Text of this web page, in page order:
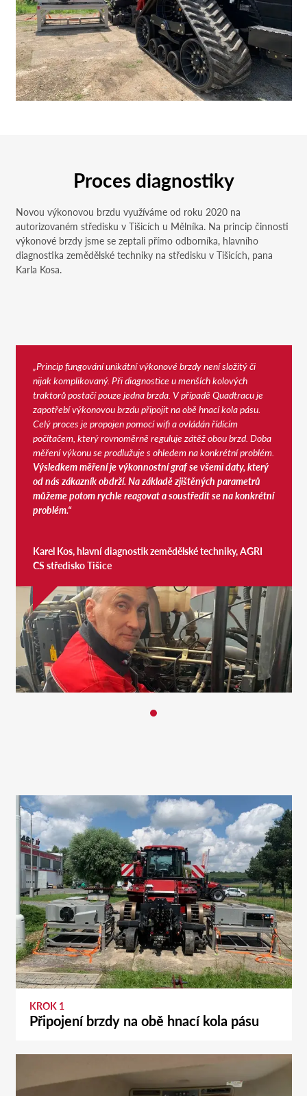
Proces diagnostiky
Novou výkonovou brzdu využíváme od roku 2020 na
autorizovaném středisku v Tišicích u Mělníka. Na princip činnosti
výkonové brzdy jsme se zeptali přímo odborníka, hlavního
diagnostika zemědělské techniky na středisku v Tišicích, pana
Karla Kosa.
„Princip fungování unikátní výkonové brzdy není složitý či
nijak komplikovaný. Při diagnostice u menších kolových
traktorů postačí pouze jedna brzda. V případě Quadtracu je
zapotřebí výkonovou brzdu připojit na obě hnací kola pásu.
Celý proces je propojen pomocí wifi a ovládán řídícím
počítačem, který rovnoměrně reguluje zátěž obou brzd. Doba
měření výkonu se prodlužuje s ohledem na konkrétní problém.
Výsledkem měření je výkonnostní graf se všemi daty, který
od nás zákazník obdrží. Na základě zjištěných parametrů
můžeme potom rychle reagovat a soustředit se na konkrétní
problém.“
Karel Kos, hlavní diagnostik zemědělské techniky, AGRI
CS středisko Tišice
KROK 1
Připojení brzdy na obě hnací kola pásu